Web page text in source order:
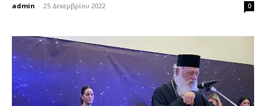
admin - 25 Δεκεμβρίου 2022 0